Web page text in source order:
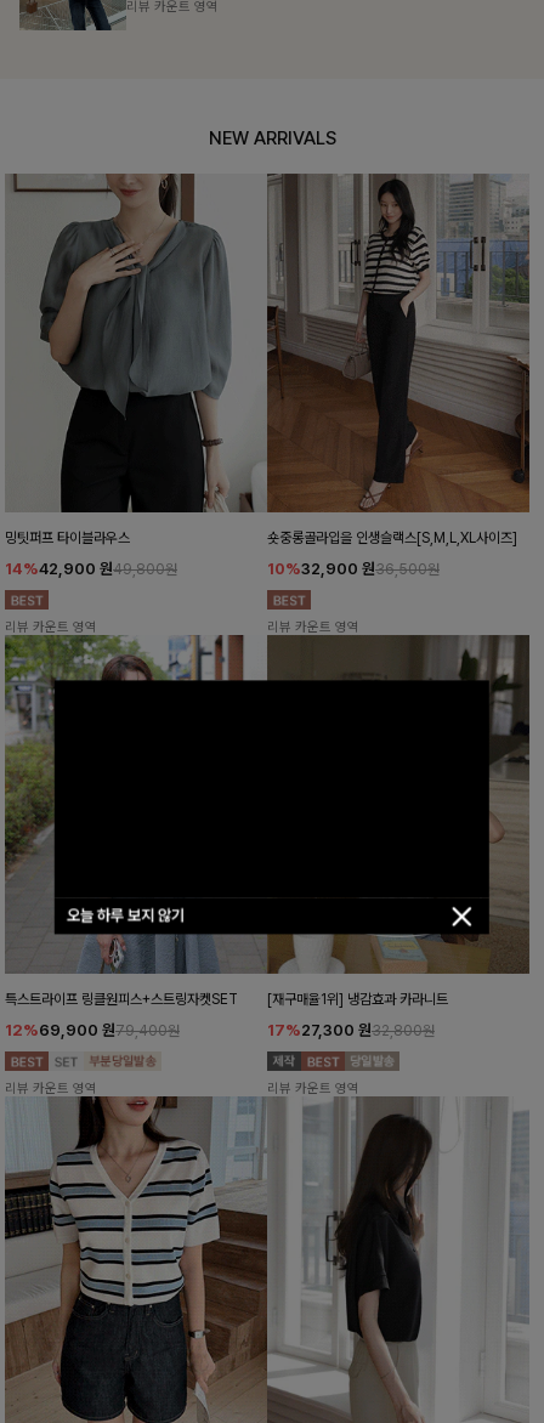
오늘 하루 보지 않기
리뷰 카운트 영역
NEW ARRIVALS
밍팃퍼프 타이블라우스
14%42,900 원49,800원
리뷰 카운트 영역
숏중롱골라입을 인생슬랙스[S,M,L,XL사이즈]
10%32,900 원36,500원
리뷰 카운트 영역
특스트라이프 링클원피스+스트링자켓SET
12%69,900 원79,400원
리뷰 카운트 영역
[재구매율1위] 냉감효과 카라니트
17%27,300 원32,800원
리뷰 카운트 영역